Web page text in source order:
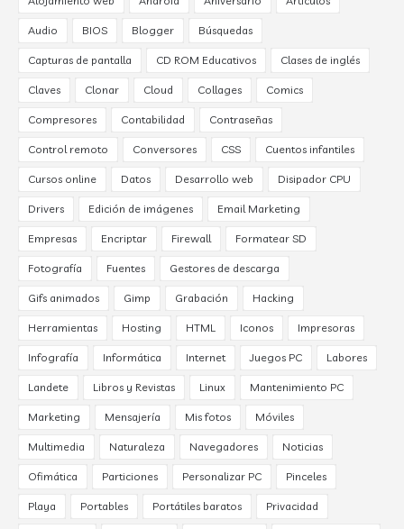
Audio BIOS Blogger Búsquedas
Capturas de pantalla CD ROM Educativos Clases de inglés
Claves Clonar Cloud Collages Comics
Compresores Contabilidad Contraseñas
Control remoto Conversores CSS Cuentos infantiles
Cursos online Datos Desarrollo web Disipador CPU
Drivers Edición de imágenes Email Marketing
Empresas Encriptar Firewall Formatear SD
Fotografía Fuentes Gestores de descarga
Gifs animados Gimp Grabación Hacking
Herramientas Hosting HTML Iconos Impresoras
Infografía Informática Internet Juegos PC Labores
Landete Libros y Revistas Linux Mantenimiento PC
Marketing Mensajería Mis fotos Móviles
Multimedia Naturaleza Navegadores Noticias
Ofimática Particiones Personalizar PC Pinceles
Playa Portables Portátiles baratos Privacidad